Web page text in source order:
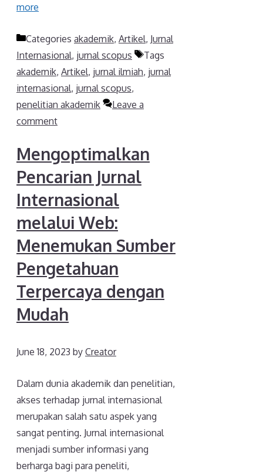
more
Categories akademik, Artikel, Jurnal
Internasional, jurnal scopus
Tags
akademik, Artikel, jurnal ilmiah, jurnal
internasional, jurnal scopus,
penelitian akademik
Leave a
comment
Mengoptimalkan
Pencarian Jurnal
Internasional
melalui Web:
Menemukan Sumber
Pengetahuan
Terpercaya dengan
Mudah
June 18, 2023 by Creator
Dalam dunia akademik dan penelitian,
akses terhadap jurnal internasional
merupakan salah satu aspek yang
sangat penting. Jurnal internasional
menjadi sumber informasi yang
berharga bagi para peneliti,